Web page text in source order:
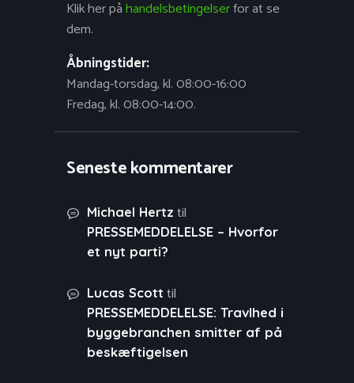
Klik her påhandelsbetingelserfor at se
dem.
Åbningstider:
Mandag-torsdag, kl. 08:00-16:00
Fredag, kl. 08:00-14:00.
Seneste kommentarer
Michael Hertz til
PRESSEMEDDELELSE – Hvorfor
et nyt parti?
Lucas Scott til
PRESSEMEDDELELSE: Travlhed i
byggebranchen smitter af på
beskæftigelsen